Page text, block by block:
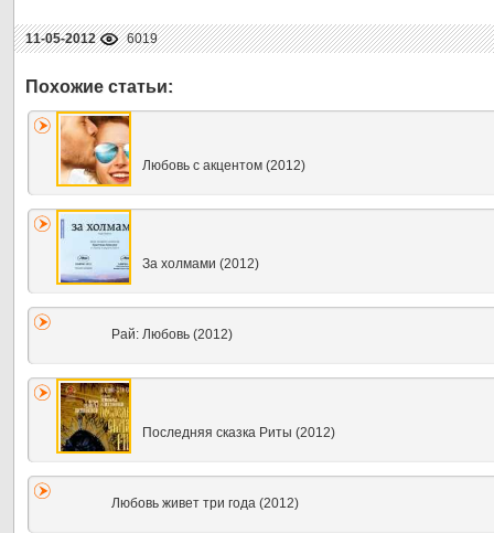
11-05-2012 6019
Любовь с акцентом (2012)
За холмами (2012)
Рай: Любовь (2012)
Последняя сказка Риты (2012)
Любовь живет три года (2012)